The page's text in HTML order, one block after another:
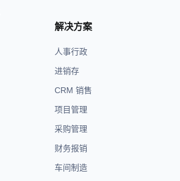
解决方案
人事行政
进销存
CRM 销售
项目管理
采购管理
财务报销
车间制造